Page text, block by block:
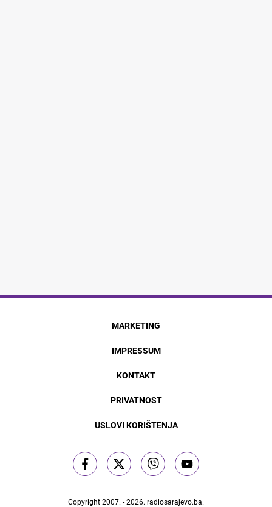
MARKETING
IMPRESSUM
KONTAKT
PRIVATNOST
USLOVI KORIŠTENJA
Copyright 2007. - 2026. radiosarajevo.ba.